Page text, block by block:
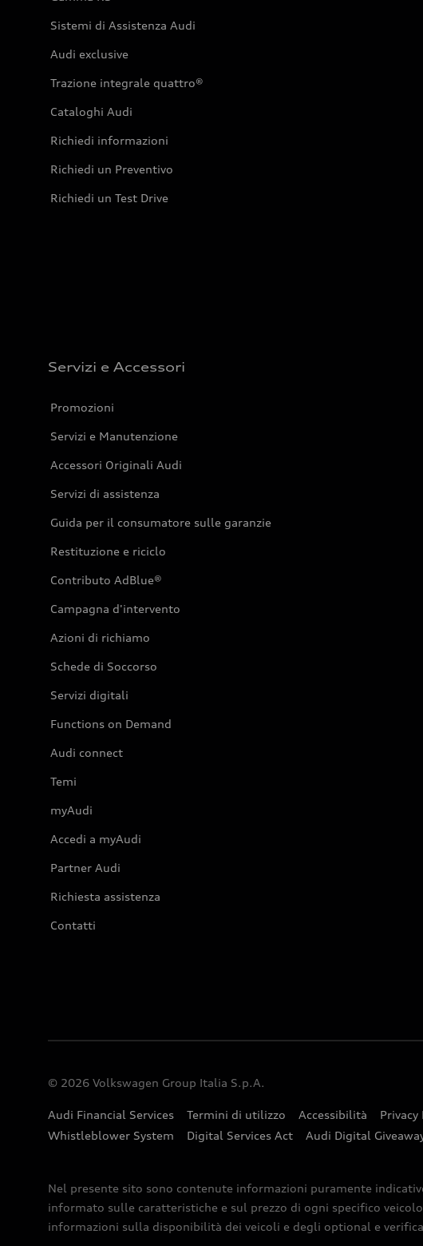
Sistemi di Assistenza Audi
Audi exclusive
Trazione integrale quattro®
Cataloghi Audi
Richiedi informazioni
Richiedi un Preventivo
Richiedi un Test Drive
Servizi e Accessori
Promozioni
Servizi e Manutenzione
Accessori Originali Audi
Servizi di assistenza
Guida per il consumatore sulle garanzie
Restituzione e riciclo
Contributo AdBlue®
Campagna d'intervento
Azioni di richiamo
Schede di Soccorso
Servizi digitali
Functions on Demand
Audi connect
Temi
myAudi
Accedi a myAudi
Partner Audi
Richiesta assistenza
Contatti
© 2026 Volkswagen Group Italia S.p.A.
Audi Financial Services Termini di utilizzo Accessibilità Privacy
Whistleblower System
Digital Services Act Audi Digital
Nel presente sito sono contenute informazioni puramente
informato sulle caratteristiche e sul prezzo di ogni specifico
informazioni sulla disponibilità dei veicoli e degli optional e